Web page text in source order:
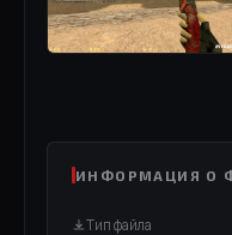
ИНФОРМАЦИЯ О
Тип файла